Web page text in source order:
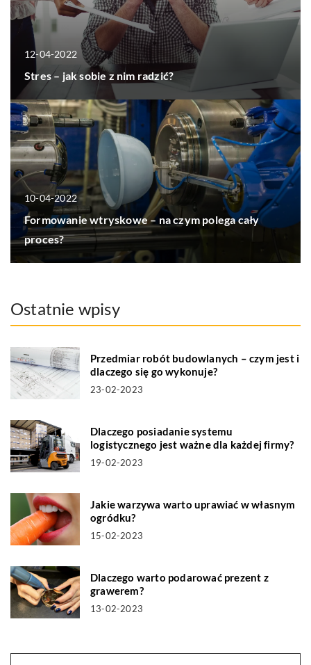
12-04-2022
Stres – jak sobie z nim radzić?
10-04-2022
Formowanie wtryskowe – na czym polega cały
proces?
Ostatnie wpisy
Przedmiar robót budowlanych – czym jest i
dlaczego się go wykonuje?
23-02-2023
Dlaczego posiadanie systemu
logistycznego jest ważne dla każdej firmy?
19-02-2023
Jakie warzywa warto uprawiać w własnym
ogródku?
15-02-2023
Dlaczego warto podarować prezent z
grawerem?
13-02-2023